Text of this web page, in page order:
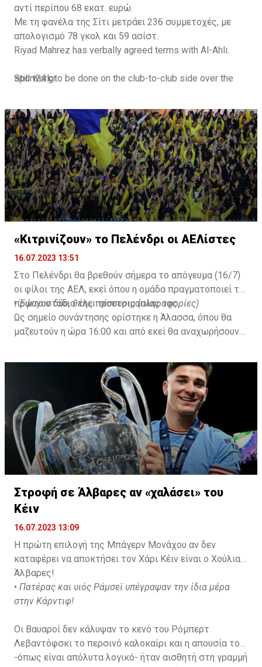
αντί περίπου 68 εκατ. ευρώ.
Με τη φανέλα της Σίτι μετράει 236 συμμετοχές, με
απολογισμό 78 γκολ και 59 ασίστ.
Riyad Mahrez has verbally agreed terms with Al-Ahli.
Still work to be done on the club-to-club side over the
Not a done deal yet, but Mahrez is keen on the move and
Al-Ahli hope to move fast.🇸🇦
pic.twitter.com/Z0SmniQXIP
— Ben Jacobs (@JacobsBen)July 15, 2023
sport24.gr
«Κιτρινίζουν» το Πελένδρι οι ΑΕΛίστες
16.07.2023 13:51
Στο Πελένδρι θα βρεθούν σήμερα το απόγευμα (16/7)
οι φίλοι της ΑΕΛ, εκεί όπου η ομάδα πραγματοποιεί το
πρώτο στάδιο της προετοιμασίας της.
•Έφυγαν δύο, θέλει τέσσερις (πληροφορίες)
Ως σημείο συνάντησης ορίστηκε η Άλασσα, όπου θα
μαζευτούν η ώρα 16:00 και από εκεί θα αναχωρήσουν
Στροφή σε Άλβαρες αν «χαλάσει» του
Κέιν
16.07.2023 13:09
Η πρώτη επιλογή της Μπάγερν Μονάχου αν δεν
καταφέρει να αποκτήσει τον Χάρι Κέιν είναι ο Χούλιαν
Άλβαρες!
• Πατέρας και υιός Ράμσεϊ υπέγραψαν την ίδια μέρα
στην Κάρντιφ!
Οι Βαυαροί δεν κάλυψαν το κενό του Ρόμπερτ
Λεβαντόφσκι το περσινό καλοκαίρι και η απουσία του
-όπως είναι απόλυτα λογικό- ήταν αισθητή στη γραμμή